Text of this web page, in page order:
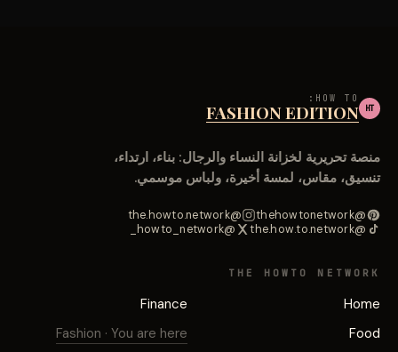
HT
HOW TO:
FASHION EDITION
منصة تحريرية لخزانة النساء والرجال: بناء، ارتداء،
تنسيق، مقاس، لمسة أخيرة، ولباس موسمي.
@thehowtonetwork
@the.howto.network
@the.how.to.network
@howto_network_
THE HOWTO NETWORK
Home
Food
Finance
Fashion · You are here